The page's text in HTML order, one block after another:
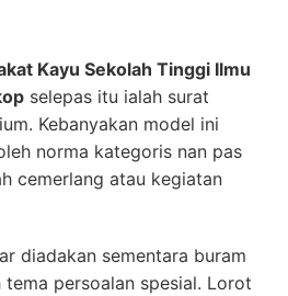
Kayu Sekolah Tinggi Ilmu
selepas itu ialah surat
Kebanyakan model ini
norma kategoris nan pas
cemerlang atau kegiatan
diadakan sementara buram
tema persoalan spesial. Lorot